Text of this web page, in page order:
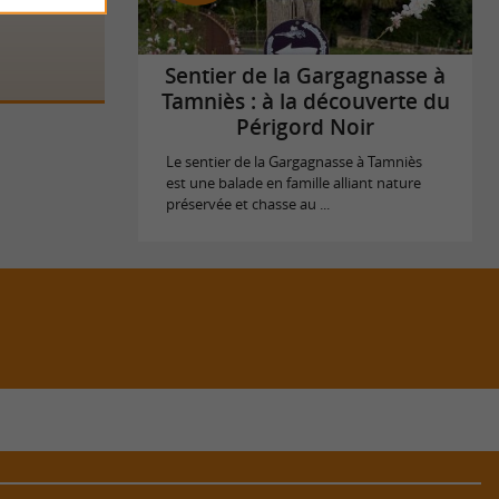
Sentier de la Gargagnasse à
Tamniès : à la découverte du
Périgord Noir
Le sentier de la Gargagnasse à Tamniès
est une balade en famille alliant nature
préservée et chasse au ...